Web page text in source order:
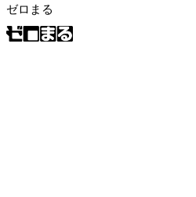
ゼロまる